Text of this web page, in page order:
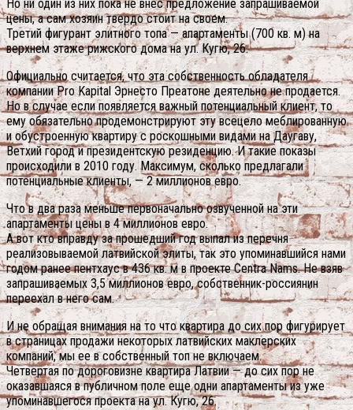
Но ни один из них пока не внес предложение запрашиваемой
цены, а сам хозяин твердо стоит на своем.
Третий фигурант элитного топа — апартаменты (700 кв. м) на
верхнем этаже рижского дома на ул. Кугю, 26.
Официально считается, что эта собственность обладателя
компании Pro Kapital Эрнесто Преатоне деятельно не продается.
Но в случае если появляется важный потенциальный клиент, то
ему обязательно продемонстрируют эту всецело меблированную
и обустроенную квартиру с роскошными видами на Даугаву,
Ветхий город и президентскую резиденцию. И такие показы
происходили в 2010 году. Максимум, сколько предлагали
потенциальные клиенты, — 2 миллионов евро.
Что в два раза меньше первоначально озвученной на эти
апартаменты цены в 4 миллионов евро.
А вот кто вправду за прошедший год выпал из перечня
реализовываемой латвийской элиты, так это упоминавшийся нами
годом ранее пентхаус в 436 кв. м в проекте Centra Nams. Не взяв
запрашиваемых 3,5 миллионов евро, собственник-россиянин
переехал в него сам.
И не обращая внимания на то что квартира до сих пор фигурирует
в страницах продажи некоторых латвийских маклерских
компаний, мы ее в собственный топ не включаем.
Четвертая по дороговизне квартира Латвии — до сих пор не
оказавшаяся в публичном поле еще одни апартаменты из уже
упоминавшегося проекта на ул. Кугю, 26.